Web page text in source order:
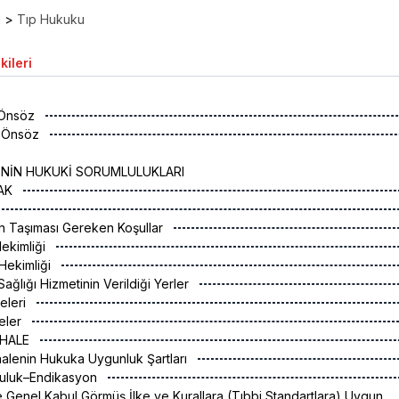
> Tıp Hukuku
HUKUKİ SORUMLULUKLARI
Taşıması Gereken Koşullar
Hizmetinin Verildiği Yerler
Hukuka Uygunluk Şartları
Genel Kabul Görmüş İlke ve Kurallara (Tıbbi Standartlara) Uygun